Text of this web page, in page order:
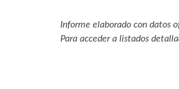
Informe elaborado con datos
Para acceder a listados